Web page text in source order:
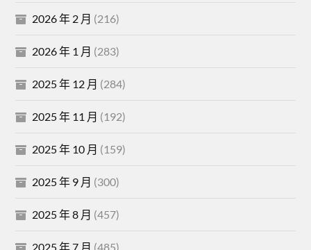
2026 年 2 月 (216)
2026 年 1 月 (283)
2025 年 12 月 (284)
2025 年 11 月 (192)
2025 年 10 月 (159)
2025 年 9 月 (300)
2025 年 8 月 (457)
2025 年 7 月 (485)